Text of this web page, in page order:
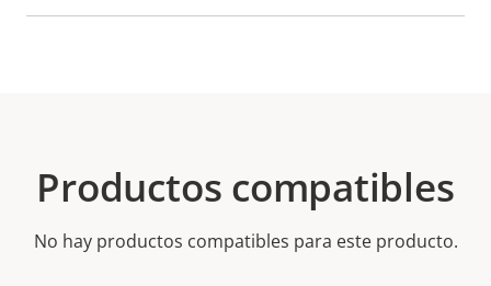
Productos compatibles
No hay productos compatibles para este producto.